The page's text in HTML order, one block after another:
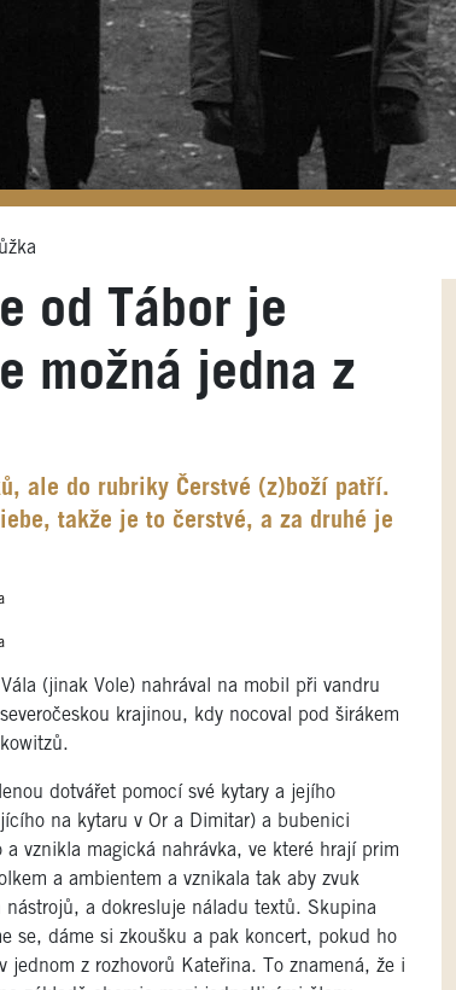
od Tábor je
možná jedna z
ale do rubriky Čerstvé (z)boží patří.
takže je to čerstvé, a za druhé je
(jinak Vole) nahrával na mobil při vandru
krajinou, kdy nocoval pod širákem
dotvářet pomocí své kytary a jejího
na kytaru v Or a Dimitar) a bubenici
vznikla magická nahrávka, ve které hrají prim
a ambientem a vznikala tak aby zvuk
a dokresluje náladu textů. Skupina
se, dáme si zkoušku a pak koncert, pokud ho
jednom z rozhovorů Kateřina. To znamená, že i